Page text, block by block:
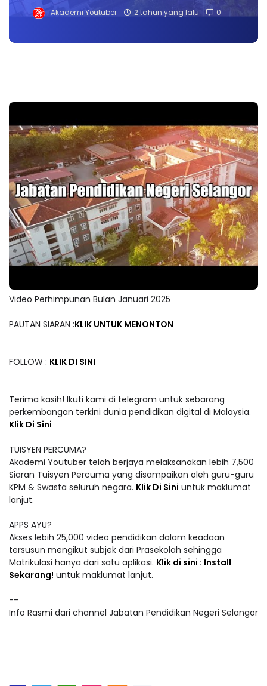
Akademi Youtuber 2 tahun yang lalu 0
Video Perhimpunan Bulan Januari 2025
PAUTAN SIARAN :KLIK UNTUK MENONTON
FOLLOW : KLIK DI SINI
Terima kasih! Ikuti kami di telegram untuk sebarang
perkembangan terkini dunia pendidikan digital di Malaysia.
Klik Di Sini
TUISYEN PERCUMA?
Akademi Youtuber telah berjaya melaksanakan lebih 7,500
Siaran Tuisyen Percuma yang disampaikan oleh guru-guru
KPM & Swasta seluruh negara. Klik Di Sini untuk maklumat
lanjut.
APPS AYU?
Akses lebih 25,000 video pendidikan dalam keadaan
tersusun mengikut subjek dari Prasekolah sehingga
Matrikulasi hanya dari satu aplikasi. Klik di sini : Install
Sekarang! untuk maklumat lanjut.
--
Info Rasmi dari channel Jabatan Pendidikan Negeri Selangor